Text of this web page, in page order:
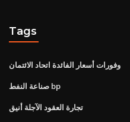
Tags
وفورات أسعار الفائدة اتحاد الائتمان
صناعة النفط bp
تجارة العقود الآجلة أنيق